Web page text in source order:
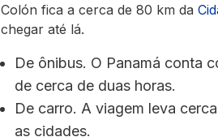
Colón fica a cerca de 80 km da
chegar até lá.
De ônibus. O Panamá conta
de cerca de duas horas.
De carro. A viagem leva
as cidades.